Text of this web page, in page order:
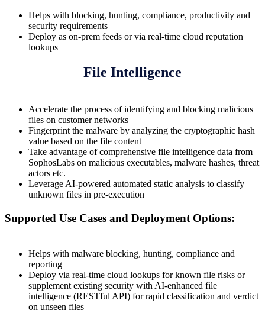
Helps with blocking, hunting, compliance, productivity and
security requirements
Deploy as on-prem feeds or via real-time cloud reputation
lookups
File Intelligence
Accelerate the process of identifying and blocking malicious
files on customer networks
Fingerprint the malware by analyzing the cryptographic hash
value based on the file content
Take advantage of comprehensive file intelligence data from
SophosLabs on malicious executables, malware hashes, threat
actors etc.
Leverage AI-powered automated static analysis to classify
unknown files in pre-execution
Supported Use Cases and Deployment Options:
Helps with malware blocking, hunting, compliance and
reporting
Deploy via real-time cloud lookups for known file risks or
supplement existing security with AI-enhanced file
intelligence (RESTful API) for rapid classification and verdict
on unseen files